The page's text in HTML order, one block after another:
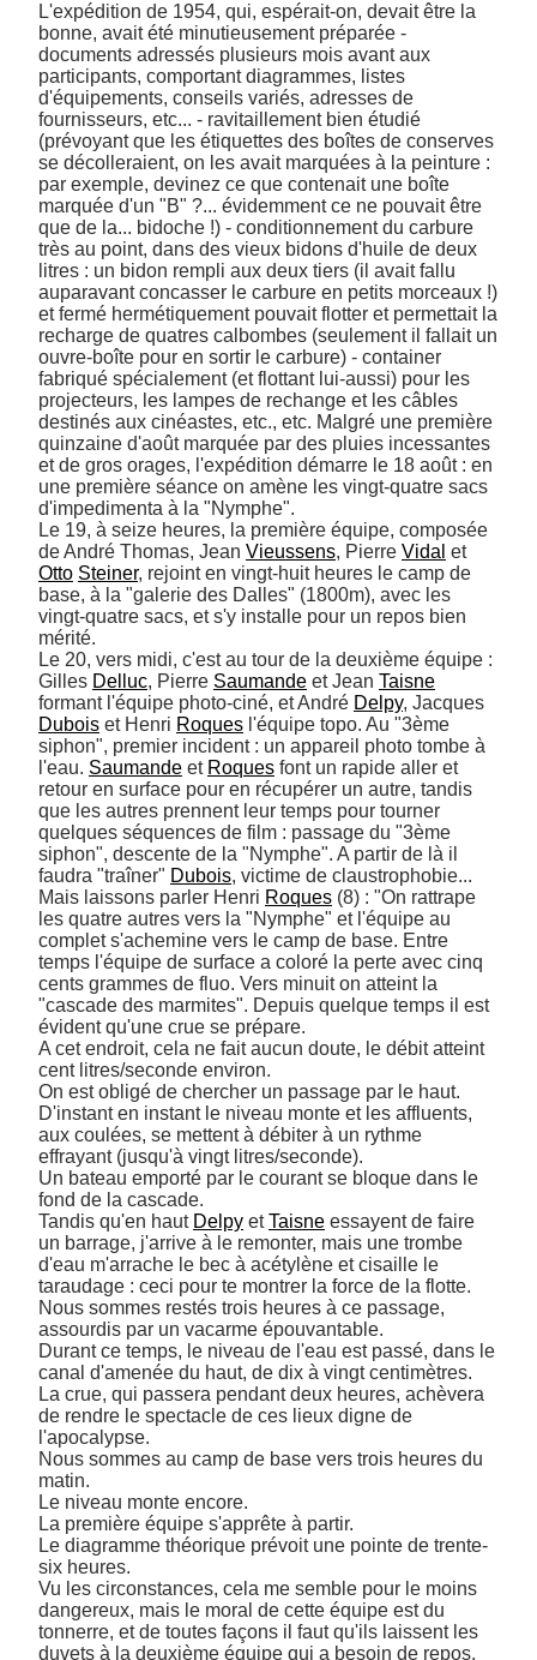
L'expédition de 1954, qui, espérait-on, devait être la
bonne, avait été minutieusement préparée -
documents adressés plusieurs mois avant aux
participants, comportant diagrammes, listes
d'équipements, conseils variés, adresses de
fournisseurs, etc... - ravitaillement bien étudié
(prévoyant que les étiquettes des boîtes de conserves
se décolleraient, on les avait marquées à la peinture :
par exemple, devinez ce que contenait une boîte
marquée d'un "B" ?... évidemment ce ne pouvait être
que de la... bidoche !) - conditionnement du carbure
très au point, dans des vieux bidons d'huile de deux
litres : un bidon rempli aux deux tiers (il avait fallu
auparavant concasser le carbure en petits morceaux !)
et fermé hermétiquement pouvait flotter et permettait la
recharge de quatres calbombes (seulement il fallait un
ouvre-boîte pour en sortir le carbure) - container
fabriqué spécialement (et flottant lui-aussi) pour les
projecteurs, les lampes de rechange et les câbles
destinés aux cinéastes, etc., etc. Malgré une première
quinzaine d'août marquée par des pluies incessantes
et de gros orages, l'expédition démarre le 18 août : en
une première séance on amène les vingt-quatre sacs
d'impedimenta à la "Nymphe".
Le 19, à seize heures, la première équipe, composée
de André Thomas, Jean Vieussens, Pierre Vidal
et
Otto Steiner, rejoint en vingt-huit heures le camp de
base, à la "galerie des Dalles" (1800m), avec les
vingt-quatre sacs, et s'y installe pour un repos bien
mérité.
Le 20, vers midi, c'est au tour de la deuxième équipe :
Gilles Delluc, Pierre Saumande et Jean Taisne
formant l'équipe photo-ciné, et André Delpy
Dubois et Henri Roques l'équipe topo. Au "3ème
siphon", premier incident : un appareil photo tombe à
l'eau. Saumande et Roques font un rapide aller et
retour en surface pour en récupérer un autre, tandis
que les autres prennent leur temps pour tourner
quelques séquences de film : passage du "3ème
siphon", descente de la "Nymphe". A partir de là il
faudra "traîner" Dubois, victime de claustrophobie...
Mais laissons parler Henri Roques (8) : "On rattrape
les quatre autres vers la "Nymphe" et l'équipe au
complet s'achemine vers le camp de base. Entre
temps l'équipe de surface a coloré la perte avec cinq
cents grammes de fluo. Vers minuit on atteint la
"cascade des marmites". Depuis quelque temps il est
évident qu'une crue se prépare.
A cet endroit, cela ne fait aucun doute, le débit atteint
cent litres/seconde environ.
On est obligé de chercher un passage par le haut.
D'instant en instant le niveau monte et les affluents,
aux coulées, se mettent à débiter à un rythme
effrayant (jusqu'à vingt litres/seconde).
Un bateau emporté par le courant se bloque dans le
fond de la cascade.
Tandis qu'en haut Delpy et Taisne essayent de faire
un barrage, j'arrive à le remonter, mais une trombe
d'eau m'arrache le bec à acétylène et cisaille le
taraudage : ceci pour te montrer la force de la flotte.
Nous sommes restés trois heures à ce passage,
assourdis par un vacarme épouvantable.
Durant ce temps, le niveau de l'eau est passé, dans le
canal d'amenée du haut, de dix à vingt centimètres.
La crue, qui passera pendant deux heures, achèvera
de rendre le spectacle de ces lieux digne de
l'apocalypse.
Nous sommes au camp de base vers trois heures du
matin.
Le niveau monte encore.
La première équipe s'apprête à partir.
Le diagramme théorique prévoit une pointe de trente-
six heures.
Vu les circonstances, cela me semble pour le moins
dangereux, mais le moral de cette équipe est du
tonnerre, et de toutes façons il faut qu'ils laissent les
duvets à la deuxième équipe qui a besoin de repos.